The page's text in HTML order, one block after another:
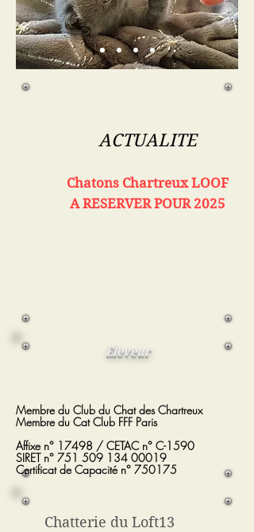
ACTUALITE
Chatons Chartreux LOOF
A RESERVER POUR 2025
Eleveur
Membre du Club du Chat des Chartreux
Membre du Cat Club FFF Paris
Affixe n° 17498 / CETAC n° C-1590
SIRET n° 751 509 134 00019
Certificat de Capacité n° 750175
Chatterie du Loft13